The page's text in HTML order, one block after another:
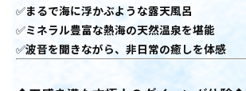
✅まるで海に浮かぶような露天風呂
✅ミネラル豊富な熱海の天然温泉を堪能
✅波音を聞きながら、非日常の癒しを体感